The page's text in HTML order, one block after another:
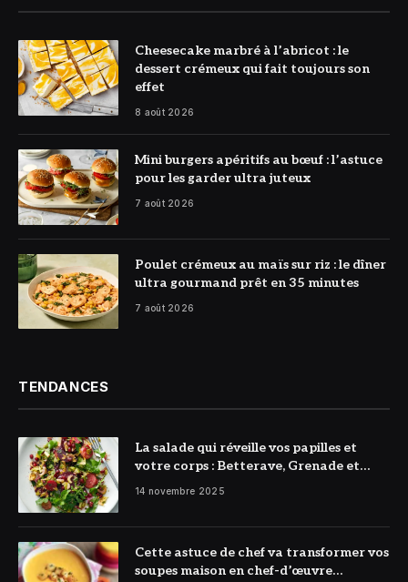
© DR
Cheesecake marbré à l’abricot : le
dessert crémeux qui fait toujours son
effet
8 août 2026
© DR
Mini burgers apéritifs au bœuf : l’astuce
pour les garder ultra juteux
7 août 2026
© DR
Poulet crémeux au maïs sur riz : le dîner
ultra gourmand prêt en 35 minutes
7 août 2026
TENDANCES
La salade qui réveille vos papilles et
votre corps : Betterave, Grenade et
Citron à l’honneur
14 novembre 2025
Cette astuce de chef va transformer vos
soupes maison en chef-d’œuvre